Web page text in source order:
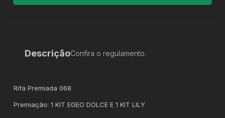
DescriçãoConfira o regulamento.
Rifa Premiada 068
Premiação: 1 KIT EGEO DOLCE E 1 KIT LILY